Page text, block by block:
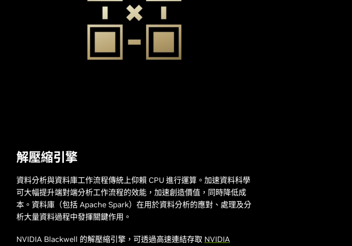
解壓縮引擎
資料分析與資料庫工作流程傳統上仰賴 CPU 進行運算。加速資料科學
可大幅提升端對端分析工作流程的效能，加速創造價值，同時降低成
本。資料庫（包括 Apache Spark）在用於資料分析的應對、處理及分
析大量資料過程中發揮關鍵作用。
NVIDIA Blackwell 的解壓縮引擎，可透過高速連結存取 NVIDIA